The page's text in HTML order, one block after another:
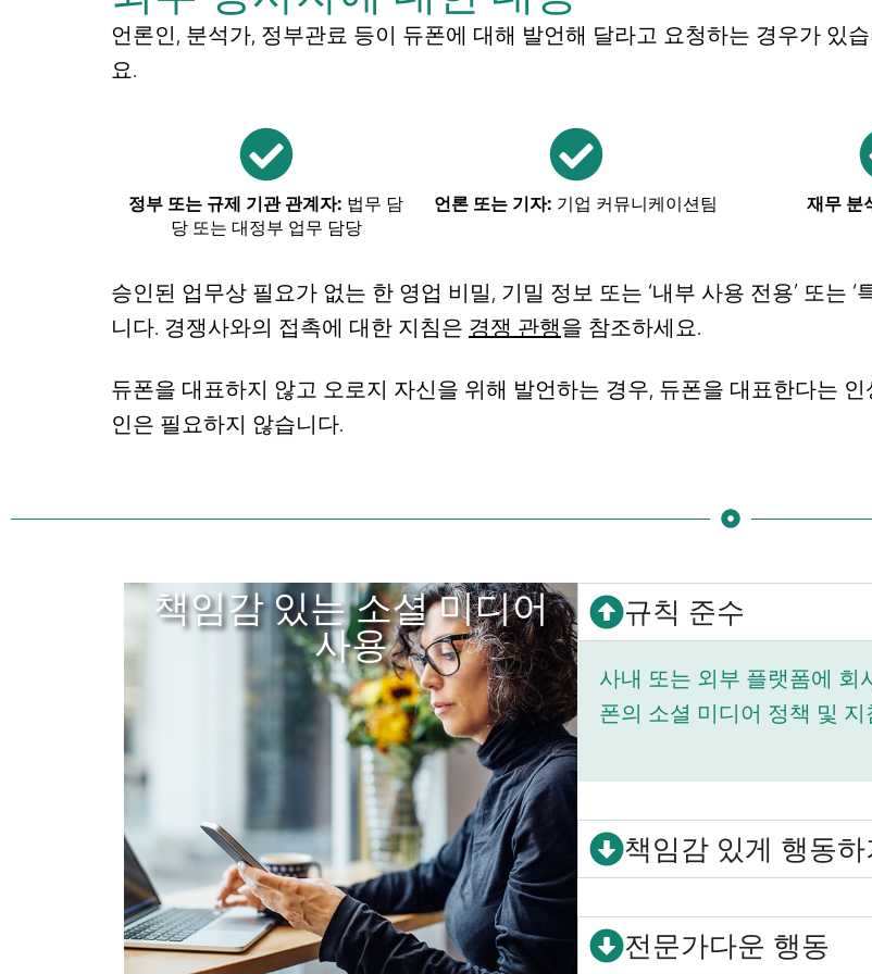
언론인, 분석가, 정부관료 등이 듀폰에 대해 발언해 달라고 요청하는 경우가 있
요.
정부 또는 규제 기관 관계자: 법무 담
당 또는 대정부 업무 담당
언론 또는 기자: 기업 커뮤니케이션팀 재무 분
승인된 업무상 필요가 없는 한 영업 비밀, 기밀 정보 또는 ‘내부 사용 전용’ 또는
니다. 경쟁사와의 접촉에 대한 지침은 경쟁 관행을 참조하세요.
듀폰을 대표하지 않고 오로지 자신을 위해 발언하는 경우, 듀폰을 대표한다는
인은 필요하지 않습니다.
책임감 있는 소셜 미디어
사용
규칙 준수
사내 또는 외부 플랫폼에 회
폰의 소셜 미디어 정책 및
책임감 있게 행동하
전문가다운 행동